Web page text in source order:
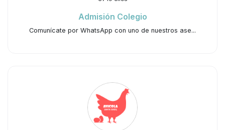
Admisión Colegio
Comunícate por WhatsApp con uno de nuestros ase...